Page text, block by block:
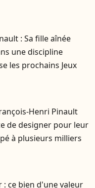
: Sa fille aînée
une discipline
les prochains Jeux
Henri Pinault
de designer pour leur
à plusieurs milliers
: ce bien d'une valeur